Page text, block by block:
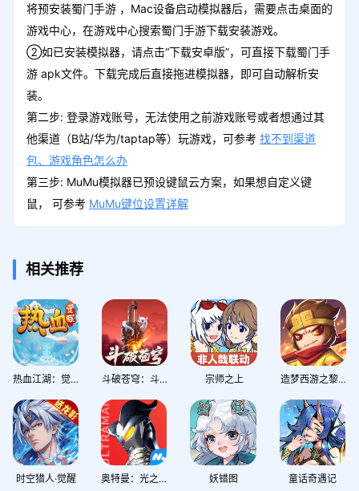
将预安装蜀门手游 ，Mac设备启动模拟器后，需要点击桌面的
游戏中心，在游戏中心搜索蜀门手游下载安装游戏。
②如已安装模拟器，请点击“下载安卓版”，可直接下载蜀门手
游 apk文件。下载完成后直接拖进模拟器，即可自动解析安
装。
第二步: 登录游戏账号，无法使用之前游戏账号或者想通过其
他渠道（B站/华为/taptap等）玩游戏，可参考 找不到渠道
包、游戏角色怎么办
第三步: MuMu模拟器已预设键鼠云方案，如果想自定义键
鼠， 可参考 MuMu键位设置详解
相关推荐
热血江湖：觉醒 斗破苍穹：斗帝之路 宗师之上 造梦西游之黎尤浩劫篇
时空猎人·觉醒 奥特曼：光之战士 妖错图 童话奇遇记